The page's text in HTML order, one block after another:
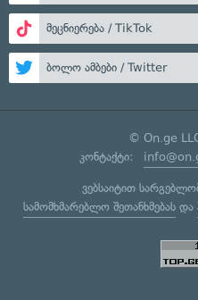
მეცნიერება / TikTok
ბოლო ამბები / Twitter
© On.ge
კონტაქტი:
ვებსაიტით
სამომხმარებლო შეთანხმებასდა